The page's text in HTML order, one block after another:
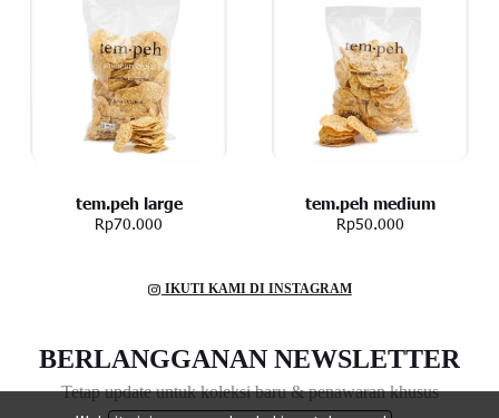
tem.peh large
Rp70.000
tem.peh medium
Rp50.000
IKUTI KAMI DI INSTAGRAM
BERLANGGANAN NEWSLETTER
Tetap update untuk koleksi baru & penawaran khusus